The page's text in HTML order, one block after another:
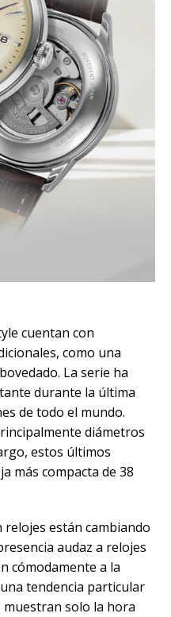
cuentan con
como una
La serie ha
durante la última
de todo el mundo.
diámetros
estos últimos
más compacta de 38
relojes están cambiando
audaz a relojes
cómodamente a la
tendencia particular
muestran solo la hora